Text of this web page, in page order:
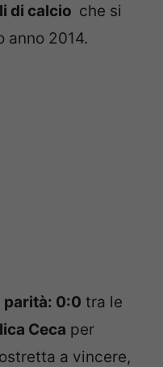
di calcio che si
anno 2014.
parità: 0:0 tra le
Ceca per
a vincere,